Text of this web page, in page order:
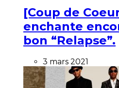
[Coup de
enchante
bon “Relapse”.
3 mars 2021